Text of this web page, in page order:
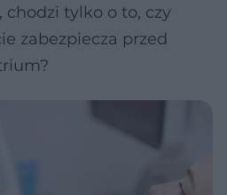
tylko o to, czy
zabezpiecza przed